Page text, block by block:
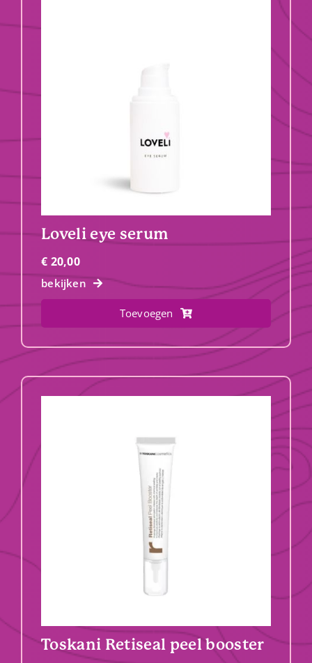
Loveli eye serum
€ 20,00
bekijken
Toevoegen
Toskani Retiseal peel booster